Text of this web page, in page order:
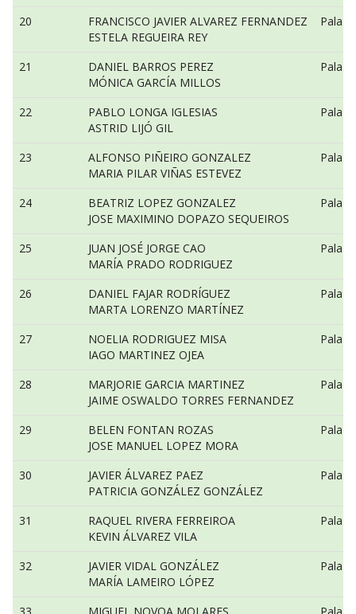
20
FRANCISCO JAVIER ALVAREZ FERNANDEZ
ESTELA REGUEIRA REY
Pala
21
DANIEL BARROS PEREZ
MÓNICA GARCÍA MILLOS
Pala
22
PABLO LONGA IGLESIAS
ASTRID LIJÓ GIL
Pala
23
ALFONSO PIÑEIRO GONZALEZ
MARIA PILAR VIÑAS ESTEVEZ
Pala
24
BEATRIZ LOPEZ GONZALEZ
JOSE MAXIMINO DOPAZO SEQUEIROS
Pala
25
JUAN JOSÉ JORGE CAO
MARÍA PRADO RODRIGUEZ
Pala
26
DANIEL FAJAR RODRÍGUEZ
MARTA LORENZO MARTÍNEZ
Pala
27
NOELIA RODRIGUEZ MISA
IAGO MARTINEZ OJEA
Pala
28
MARJORIE GARCIA MARTINEZ
JAIME OSWALDO TORRES FERNANDEZ
Pala
29
BELEN FONTAN ROZAS
JOSE MANUEL LOPEZ MORA
Pala
30
JAVIER ÁLVAREZ PAEZ
PATRICIA GONZÁLEZ GONZÁLEZ
Pala
31
RAQUEL RIVERA FERREIROA
KEVIN ÁLVAREZ VILA
Pala
32
JAVIER VIDAL GONZÁLEZ
MARÍA LAMEIRO LÓPEZ
Pala